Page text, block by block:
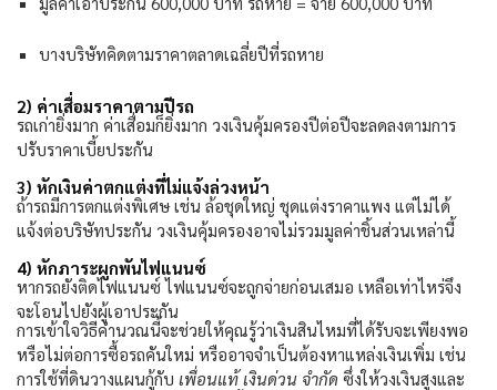
บางบริษัทคิดตามราคาตลาดเฉลี่ยปีที่รถหาย
2) ค่าเสื่อมราคาตามปีรถ
รถเก่ายิ่งมาก ค่าเสื่อมก็ยิ่งมาก วงเงินคุ้มครองปีต่อปีจะลดลงตามการ
ปรับราคาเบี้ยประกัน
3) หักเงินค่าตกแต่งที่ไม่แจ้งล่วงหน้า
ถ้ารถมีการตกแต่งพิเศษ เช่น ล้อชุดใหญ่ ชุดแต่งราคาแพง แต่ไม่ได้
แจ้งต่อบริษัทประกัน วงเงินคุ้มครองอาจไม่รวมมูลค่าชิ้นส่วนเหล่านี้
4) หักภาระผูกพันไฟแนนซ์
หากรถยังติดไฟแนนซ์ ไฟแนนซ์จะถูกจ่ายก่อนเสมอ เหลือเท่าไหร่จึง
จะโอนไปยังผู้เอาประกัน
การเข้าใจวิธีคำนวณนี้จะช่วยให้คุณรู้ว่าเงินสินไหมที่ได้รับจะเพียงพอ
หรือไม่ต่อการซื้อรถคันใหม่ หรืออาจจำเป็นต้องหาแหล่งเงินเพิ่ม เช่น
การใช้ที่ดินวางแผนกู้กับ เพื่อนแท้ เงินด่วน จำกัด ซึ่งให้วงเงินสูงและ